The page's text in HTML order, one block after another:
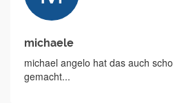
michaele
michael angelo hat das auch
gemacht...